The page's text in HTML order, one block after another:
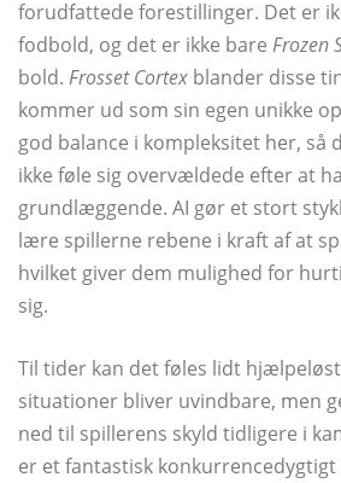
forudfattede forestillinger. Det er
fodbold, og det er ikke bare Frozen
bold. Frosset Cortex blander disse
kommer ud som sin egen unikke
god balance i kompleksitet her, så
ikke føle sig overvældede efter at
grundlæggende. AI gør et stort
lære spillerne rebene i kraft af at
hvilket giver dem mulighed for
sig.
Til tider kan det føles lidt
situationer bliver uvindbare, men
ned til spillerens skyld tidligere i
er et fantastisk